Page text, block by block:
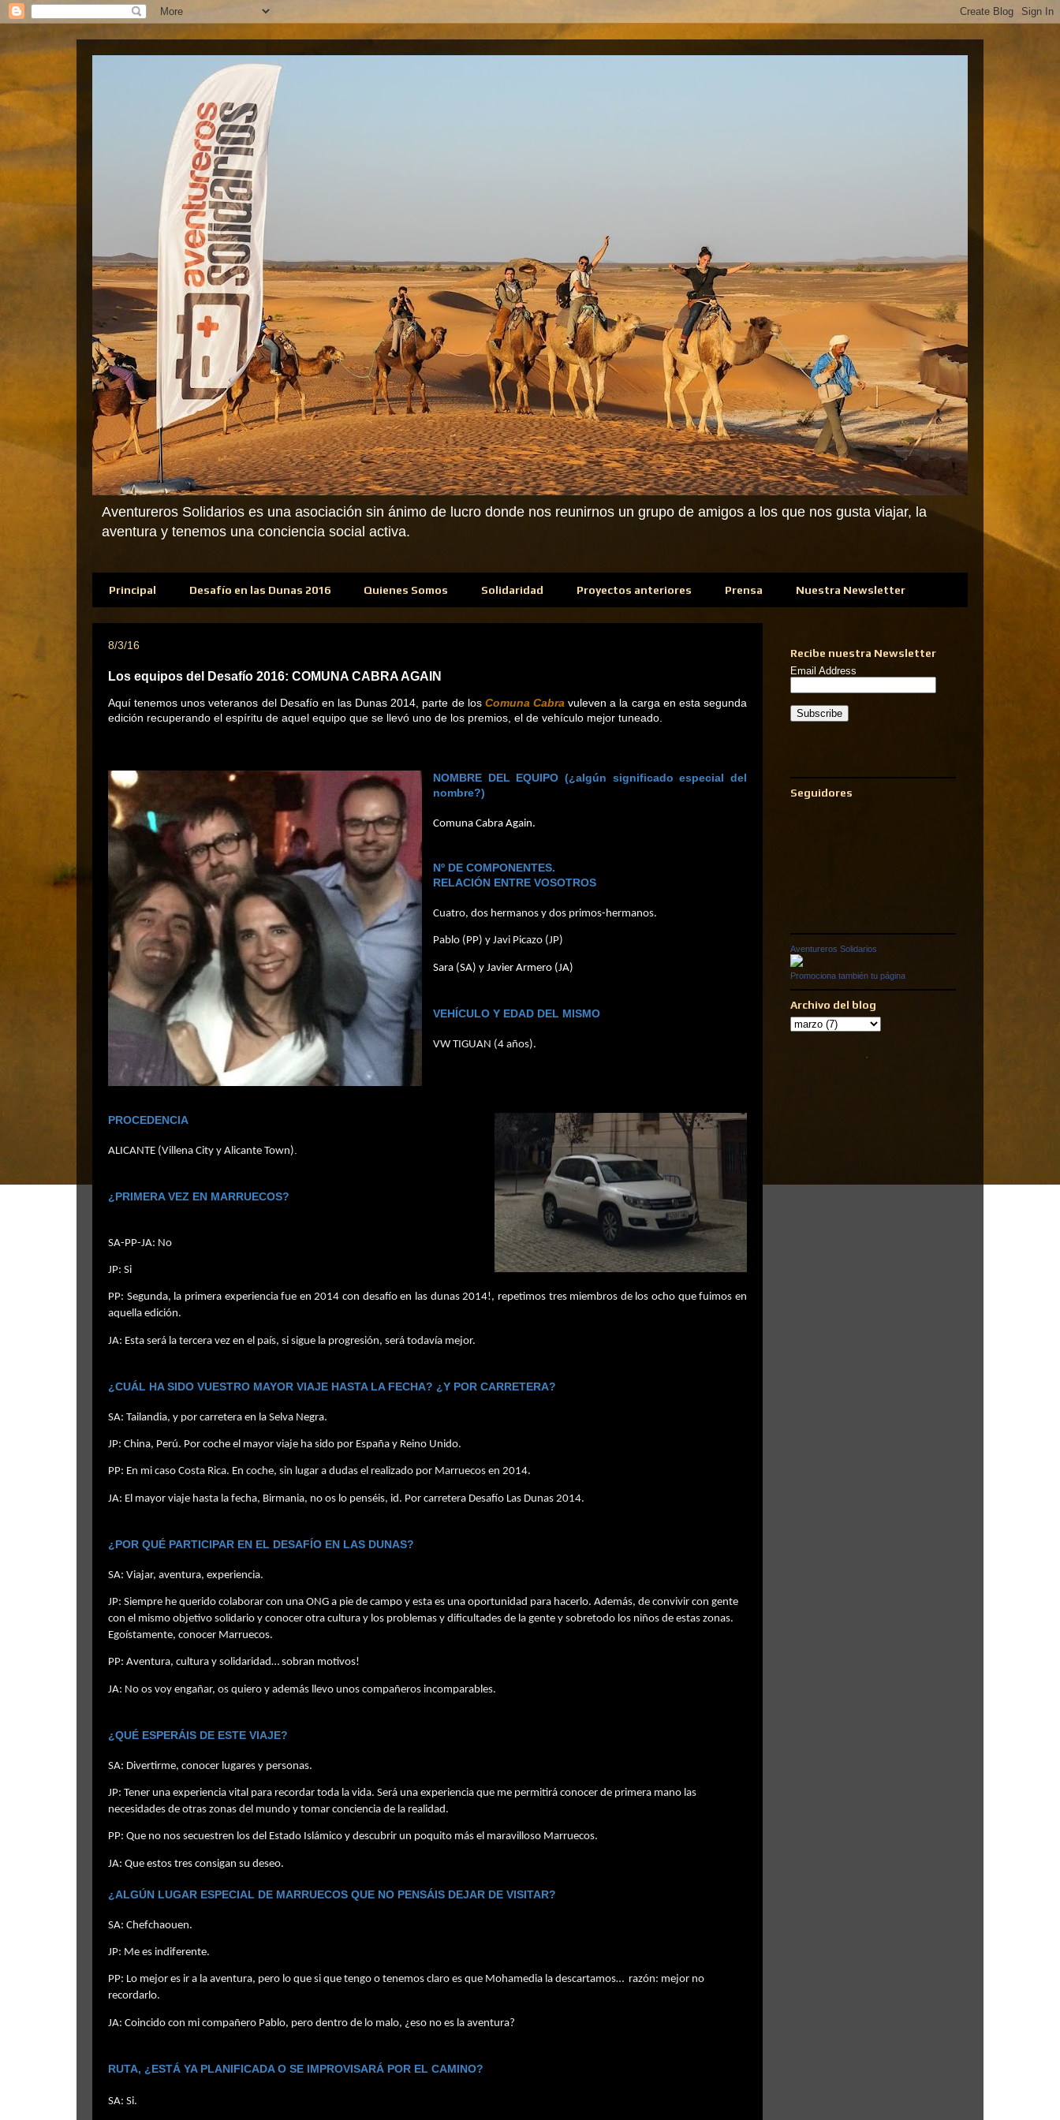
Aventureros Solidarios es una asociación sin ánimo de lucro donde nos reunirnos un grupo de amigos a los que nos gusta viajar, la
aventura y tenemos una conciencia social activa.
Principal Desafío en las Dunas 2016 Quienes Somos Solidaridad Proyectos anteriores Prensa Nuestra Newsletter
8/3/16
Los equipos del Desafío 2016: COMUNA CABRA AGAIN
Aquí tenemos unos veteranos del Desafío en las Dunas 2014, parte de los Comuna Cabra vuleven a la carga en esta segunda
edición recuperando el espíritu de aquel equipo que se llevó uno de los premios, el de vehículo mejor tuneado.
NOMBRE DEL EQUIPO (¿algún significado especial del
nombre?)
Comuna Cabra Again.
Nº DE COMPONENTES.
RELACIÓN ENTRE VOSOTROS
Cuatro, dos hermanos y dos primos-hermanos.
Pablo (PP) y Javi Picazo (JP)
Sara (SA) y Javier Armero (JA)
VEHÍCULO Y EDAD DEL MISMO
VW TIGUAN (4 años).
PROCEDENCIA
ALICANTE (Villena City y Alicante Town)
¿PRIMERA VEZ EN MARRUECOS?
SA-PP-JA: No
JP: Si
PP: Segunda, la primera experiencia fue en 2014 con desafío en las dunas 2014!, repetimos tres miembros de los ocho que fuimos en
aquella edición.
JA: Esta será la tercera vez en el país, si sigue la progresión, será todavía mejor.
¿CUÁL HA SIDO VUESTRO MAYOR VIAJE HASTA LA FECHA? ¿Y POR CARRETERA?
SA: Tailandia, y por carretera en la Selva Negra.
JP: China, Perú. Por coche el mayor viaje ha sido por España y Reino Unido.
PP: En mi caso Costa Rica. En coche, sin lugar a dudas el realizado por Marruecos en 2014.
JA: El mayor viaje hasta la fecha, Birmania, no os lo penséis, id. Por carretera Desafío Las Dunas 2014.
¿POR QUÉ PARTICIPAR EN EL DESAFÍO EN LAS DUNAS?
SA: Viajar, aventura, experiencia.
JP: Siempre he querido colaborar con una ONG a pie de campo y esta es una oportunidad para hacerlo. Además, de convivir con gente
con el mismo objetivo solidario y conocer otra cultura y los problemas y dificultades de la gente y sobretodo los niños de estas zonas.
Egoístamente, conocer Marruecos.
PP: Aventura, cultura y solidaridad… sobran motivos!
JA: No os voy engañar, os quiero y además llevo unos compañeros incomparables.
¿QUÉ ESPERÁIS DE ESTE VIAJE?
SA: Divertirme, conocer lugares y personas.
JP: Tener una experiencia vital para recordar toda la vida. Será una experiencia que me permitirá conocer de primera mano las
necesidades de otras zonas del mundo y tomar conciencia de la realidad.
PP: Que no nos secuestren los del Estado Islámico y descubrir un poquito más el maravilloso Marruecos.
JA: Que estos tres consigan su deseo.
¿ALGÚN LUGAR ESPECIAL DE MARRUECOS QUE NO PENSÁIS DEJAR DE VISITAR?
SA: Chefchaouen.
JP: Me es indiferente.
PP: Lo mejor es ir a la aventura, pero lo que si que tengo o tenemos claro es que Mohamedia la descartamos…  razón: mejor no
recordarlo.
JA: Coincido con mi compañero Pablo, pero dentro de lo malo, ¿eso no es la aventura?
RUTA, ¿ESTÁ YA PLANIFICADA O SE IMPROVISARÁ POR EL CAMINO?
SA: Si.
Recibe nuestra Newsletter
Email Address
Seguidores
Aventureros Solidarios
Promociona también tu página
Archivo del blog